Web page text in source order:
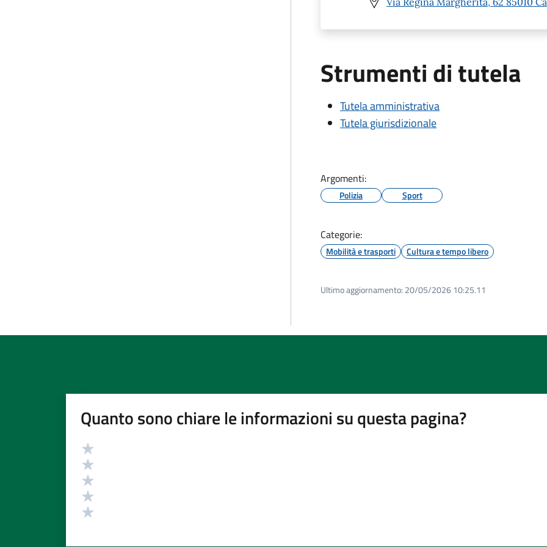
Strumenti di tutela
Tutela amministrativa
Tutela giurisdizionale
Argomenti:
Polizia Sport
Categorie:
Mobilità e trasporti Cultura e tempo libero
Ultimo aggiornamento: 20/05/2026 10:25.11
Quanto sono chiare le informazioni su questa pagina?
Valutazione